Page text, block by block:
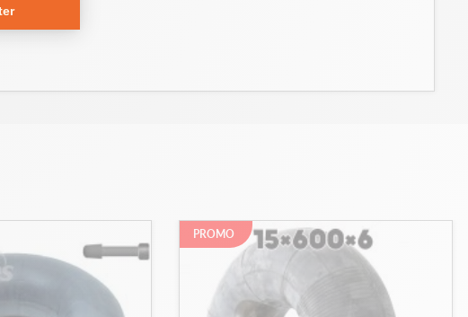
PROMO